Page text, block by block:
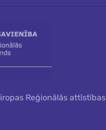
Reģionālās attīstības